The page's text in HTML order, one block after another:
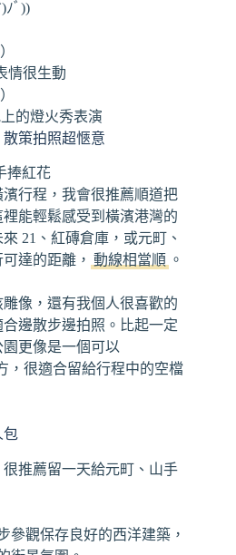
ﾉﾞ))
情很生動
的燈火秀表演
策拍照超愜意
行程，我會很推薦順道把
能輕鬆感受到橫濱港灣的
21、紅磚倉庫，或元町、
達的距離， 動線相當順 。
像，還有我個人很喜歡的
邊散步邊拍照。比起一定
更像是一個可以
，很適合留給行程中的空檔
包
推薦留一天給元町、山手
參觀保存良好的西洋建築，